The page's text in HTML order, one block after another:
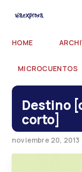
HOME
MICROCUENTOS
Destino
corto]
noviembre 20, 2013